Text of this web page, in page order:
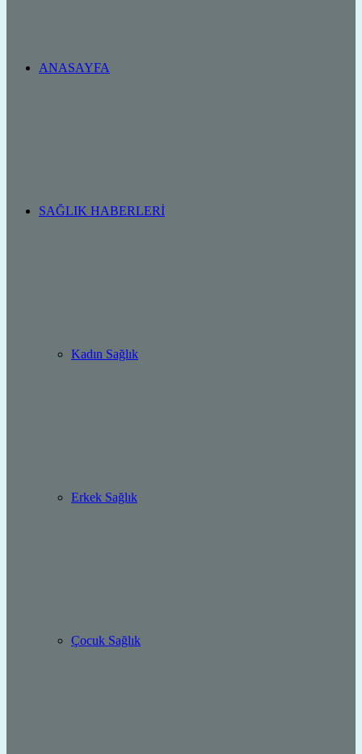
ANASAYFA
SAĞLIK HABERLERI
Kadın Sağlık
Erkek Sağlık
Çocuk Sağlık